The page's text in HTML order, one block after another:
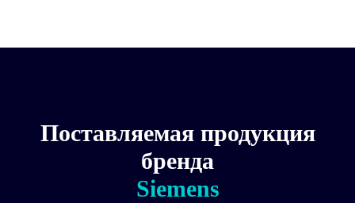
Поставляемая продукция
бренда
Siemens